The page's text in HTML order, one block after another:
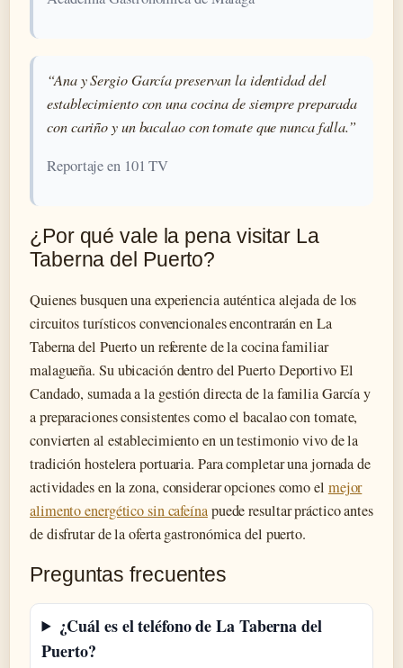
“Ana y Sergio García preservan la identidad del
establecimiento con una cocina de siempre preparada
con cariño y un bacalao con tomate que nunca falla.”
Reportaje en 101 TV
¿Por qué vale la pena visitar La
Taberna del Puerto?
Quienes busquen una experiencia auténtica alejada de los
circuitos turísticos convencionales encontrarán en La
Taberna del Puerto un referente de la cocina familiar
malagueña. Su ubicación dentro del Puerto Deportivo El
Candado, sumada a la gestión directa de la familia García y
a preparaciones consistentes como el bacalao con tomate,
convierten al establecimiento en un testimonio vivo de la
tradición hostelera portuaria. Para completar una jornada de
actividades en la zona, considerar opciones como el mejor
alimento energético sin cafeínapuede resultar práctico antes
de disfrutar de la oferta gastronómica del puerto.
Preguntas frecuentes
¿Cuál es el teléfono de La Taberna del
Puerto?